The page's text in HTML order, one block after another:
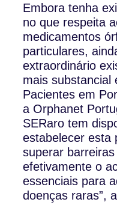
Embora tenha
no que respeita
medicamentos
particulares,
extraordinário
mais substancial
Pacientes em
a Orphanet
SERaro tem
estabelecer esta
superar
efetivamente o
essenciais para
doenças raras”,